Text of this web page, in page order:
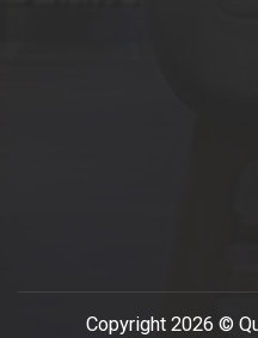
Copyright 2026 ©